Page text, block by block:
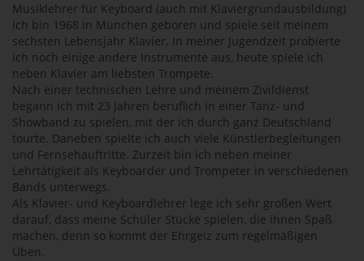
Musiklehrer für Keyboard (auch mit Klaviergrundausbildung)
Ich bin 1968 in München geboren und spiele seit meinem
sechsten Lebensjahr Klavier. In meiner Jugendzeit probierte
ich noch einige andere Instrumente aus, heute spiele ich
neben Klavier am liebsten Trompete.
Nach einer technischen Lehre und meinem Zivildienst
begann ich mit 23 Jahren beruflich in einer Tanz- und
Showband zu spielen, mit der ich durch ganz Deutschland
tourte. Daneben spielte ich auch viele Künstlerbegleitungen
und Fernsehauftritte. Zurzeit bin ich neben meiner
Lehrtätigkeit als Keyboarder und Trompeter in verschiedenen
Bands unterwegs.
Als Klavier- und Keyboardlehrer lege ich sehr großen Wert
darauf, dass meine Schüler Stücke spielen, die ihnen Spaß
machen, denn so kommt der Ehrgeiz zum regelmäßigen
Üben.